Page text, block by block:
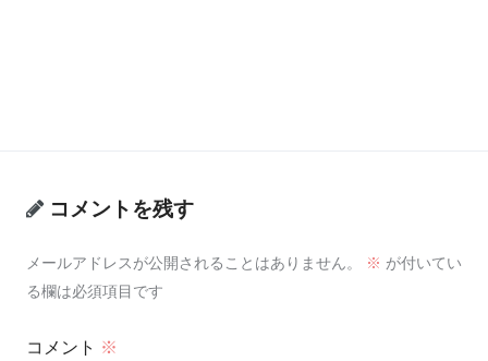
コメントを残す
メールアドレスが公開されることはありません。 ※ が付いてい
る欄は必須項目です
コメント ※